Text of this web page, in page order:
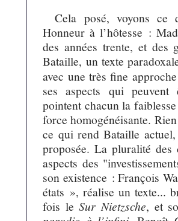
Cela posé, voyons
Honneur à l’hôtesse :
des années trente, et des
Bataille, un texte
avec une très fine
ses aspects qui
pointent chacun la
force homogénéisante.
ce qui rend Bataille
proposée. La pluralité
aspects des
son existence : François
états », réalise un texte...
fois leSur Nietzsche, et